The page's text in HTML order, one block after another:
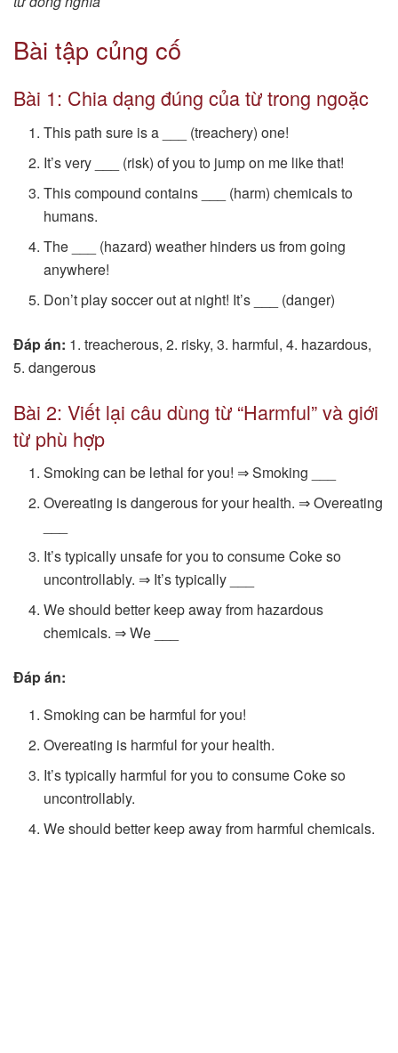
Bài tập củng cố
Bài 1: Chia dạng đúng của từ trong ngoặc
This path sure is a ___ (treachery) one!
It’s very ___ (risk) of you to jump on me like that!
This compound contains ___ (harm) chemicals to
humans.
The ___ (hazard) weather hinders us from going
anywhere!
Don’t play soccer out at night! It’s ___ (danger)
Đáp án: 1. treacherous, 2. risky, 3. harmful, 4. hazardous,
5. dangerous
Bài 2: Viết lại câu dùng từ “Harmful” và giới
từ phù hợp
Smoking can be lethal for you! ⇒ Smoking ___
Overeating is dangerous for your health. ⇒ Overeating
It’s typically unsafe for you to consume Coke so
uncontrollably. ⇒ It’s typically ___
We should better keep away from hazardous
chemicals. ⇒ We ___
Đáp án:
Smoking can be harmful for you!
Overeating is harmful for your health.
It’s typically harmful for you to consume Coke so
uncontrollably.
We should better keep away from harmful chemicals.